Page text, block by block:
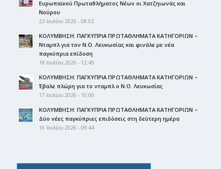
Ευρωπαϊκού Πρωταθλήματος Νέων οι Χατζηιωνάς και
Νούρου
23 Ιουλίου 2026 - 08:02
ΚΟΛΥΜΒΗΣΗ: ΠΑΓΚΥΠΡΙΑ ΠΡΩΤΑΘΛΗΜΑΤΑ ΚΑΤΗΓΟΡΙΩΝ –
Νταμπλ για τον Ν.Ο. Λευκωσίας και φινάλε με νέα
παγκύπρια επίδοση
18 Ιουλίου 2026 - 12:49
ΚΟΛΥΜΒΗΣΗ: ΠΑΓΚΥΠΡΙΑ ΠΡΩΤΑΘΛΗΜΑΤΑ ΚΑΤΗΓΟΡΙΩΝ –
Έβαλε πλώρη για το νταμπλ ο Ν.Ο. Λευκωσίας
17 Ιουλίου 2026 - 10:00
ΚΟΛΥΜΒΗΣΗ: ΠΑΓΚΥΠΡΙΑ ΠΡΩΤΑΘΛΗΜΑΤΑ ΚΑΤΗΓΟΡΙΩΝ –
Δύο νέες παγκύπριες επιδόσεις στη δεύτερη ημέρα
16 Ιουλίου 2026 - 09:44